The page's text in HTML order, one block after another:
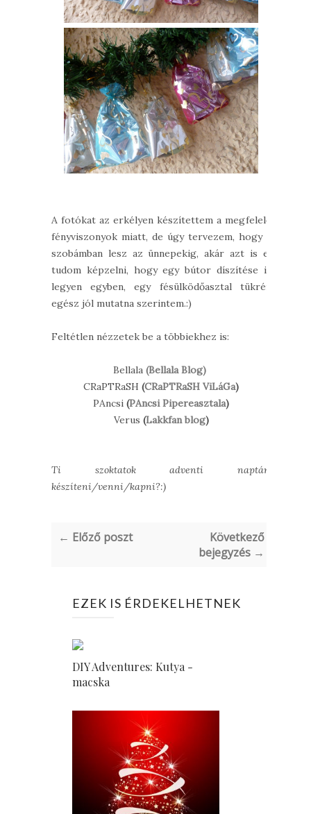
A fotókat az erkélyen készítettem a megfelelő
fényviszonyok miatt, de úgy tervezem, hogy a
szobámban lesz az ünnepekig, akár azt is el
tudom képzelni, hogy egy bútor díszítése is
legyen egyben, egy fésülködőasztal tükrén
egész jól mutatna szerintem.:)
Feltétlen nézzetek be a többiekhez is:
Bellala(Bellala Blog)
CRaPTRaSH(CRaPTRaSH ViLáGa)
PAncsi(PAncsi Pipereasztala)
Verus (Lakkfan blog)
Ti szoktatok adventi naptárt
készíteni/venni/kapni?:)
← Előző poszt
Következő
bejegyzés →
EZEK IS ÉRDEKELHETNEK
DIY Adventures: Kutya -
macska